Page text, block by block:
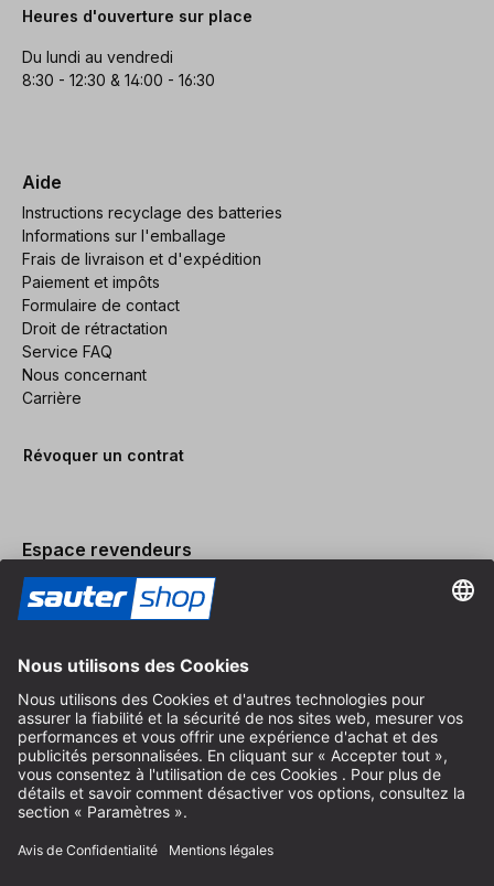
Heures d'ouverture sur place
Du lundi au vendredi
8:30 - 12:30 & 14:00 - 16:30
Aide
Instructions recyclage des batteries
Informations sur l'emballage
Frais de livraison et d'expédition
Paiement et impôts
Formulaire de contact
Droit de rétractation
Service FAQ
Nous concernant
Carrière
Révoquer un contrat
Espace revendeurs
Devenir revendeur
Mentions légales
Conditions Générales
Protection des Données
Paramètres des Cookies